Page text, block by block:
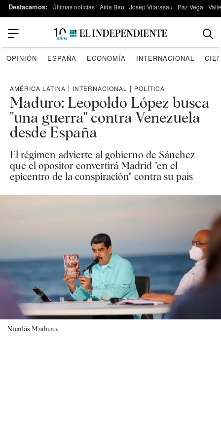
Destacamos: Últimas noticias Aída Bao Josep Vilarasau Paz Vega
OPINIÓN ESPAÑA ECONOMÍA INTERNACIONAL
AMÉRICA LATINA | INTERNACIONAL | POLÍTICA
Maduro: Leopoldo López busca
"una guerra" contra Venezuela
desde España
El régimen advierte al gobierno de Sánchez
que el opositor convertirá Madrid "en el
epicentro de la conspiración" contra su país
Nicolás Maduro.